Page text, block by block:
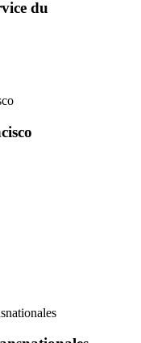
du